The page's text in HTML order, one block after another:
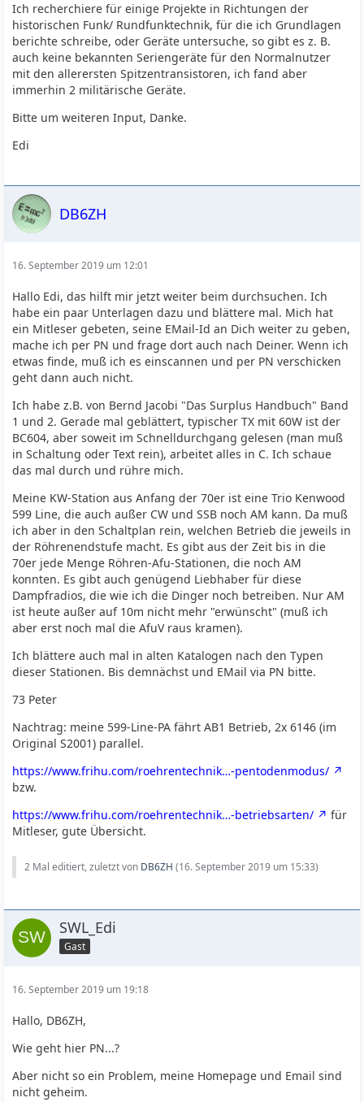
Ich recherchiere für einige Projekte in Richtungen der
historischen Funk/ Rundfunktechnik, für die ich Grundlagen
berichte schreibe, oder Geräte untersuche, so gibt es z. B.
auch keine bekannten Seriengeräte für den Normalnutzer
mit den allerersten Spitzentransistoren, ich fand aber
immerhin 2 militärische Geräte.
Bitte um weiteren Input, Danke.
Edi
DB6ZH
16. September 2019 um 12:01
Hallo Edi, das hilft mir jetzt weiter beim durchsuchen. Ich
habe ein paar Unterlagen dazu und blättere mal. Mich hat
ein Mitleser gebeten, seine EMail-Id an Dich weiter zu geben,
mache ich per PN und frage dort auch nach Deiner. Wenn ich
etwas finde, muß ich es einscannen und per PN verschicken
geht dann auch nicht.
Ich habe z.B. von Bernd Jacobi "Das Surplus Handbuch" Band
1 und 2. Gerade mal geblättert, typischer TX mit 60W ist der
BC604, aber soweit im Schnelldurchgang gelesen (man muß
in Schaltung oder Text rein), arbeitet alles in C. Ich schaue
das mal durch und rühre mich.
Meine KW-Station aus Anfang der 70er ist eine Trio Kenwood
599 Line, die auch außer CW und SSB noch AM kann. Da muß
ich aber in den Schaltplan rein, welchen Betrieb die jeweils in
der Röhrenendstufe macht. Es gibt aus der Zeit bis in die
70er jede Menge Röhren-Afu-Stationen, die noch AM
konnten. Es gibt auch genügend Liebhaber für diese
Dampfradios, die wie ich die Dinger noch betreiben. Nur AM
ist heute außer auf 10m nicht mehr "erwünscht" (muß ich
aber erst noch mal die AfuV raus kramen).
Ich blättere auch mal in alten Katalogen nach den Typen
dieser Stationen. Bis demnächst und EMail via PN bitte.
73 Peter
Nachtrag: meine 599-Line-PA fährt AB1 Betrieb, 2x 6146 (im
Original S2001) parallel.
https://www.frihu.com/roehrentechnik…-pentodenmodus/
bzw.
https://www.frihu.com/roehrentechnik…-betriebsarten/
für
Mitleser, gute Übersicht.
2 Mal editiert, zuletzt von DB6ZH (16. September 2019 um 15:33)
SWL_Edi
Gast
16. September 2019 um 19:18
Hallo, DB6ZH,
Wie geht hier PN...?
Aber nicht so ein Problem, meine Homepage und Email sind
nicht geheim.